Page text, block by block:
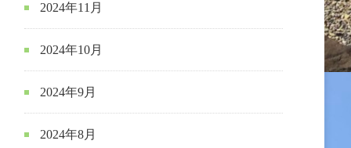
2024年11月
2024年10月
2024年9月
2024年8月